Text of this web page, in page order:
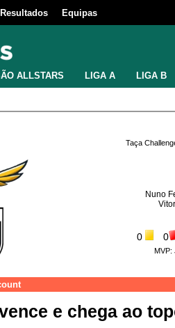
Resultados Equipas
ALLSTARS LIGA A LIGA B
Taça
Nuno
0 0
MVP:
e chega ao